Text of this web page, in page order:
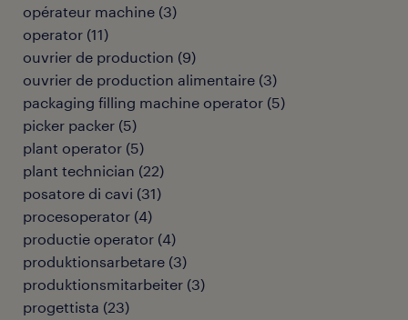
opérateur machine (3)
operator (11)
ouvrier de production (9)
ouvrier de production alimentaire (3)
packaging filling machine operator (5)
picker packer (5)
plant operator (5)
plant technician (22)
posatore di cavi (31)
procesoperator (4)
productie operator (4)
produktionsarbetare (3)
produktionsmitarbeiter (3)
progettista (23)